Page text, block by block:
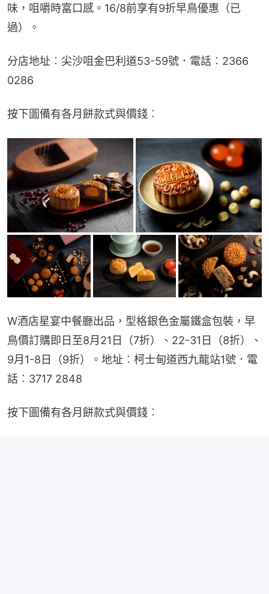
味，咀嚼時富口感。16/8前享有9折早鳥優惠（已
過）。
分店地址︰尖沙咀金巴利道53-59號．電話︰2366
0286
按下圖備有各月餅款式與價錢︰
W酒店星宴中餐廳出品，型格銀色金屬鐵盒包裝，早
鳥價訂購即日至8月21日（7折）、22-31日（8折）、
9月1-8日（9折）。地址︰柯士甸道西九龍站1號．電
話︰3717 2848
按下圖備有各月餅款式與價錢︰